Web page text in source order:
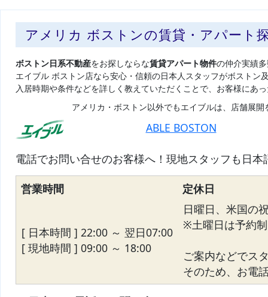
アメリカ ボストンの賃貸・アパート
ボストン日系不動産をお探しならな賃貸アパート物件の仲介実績
エイブル ボストン店なら安心・信頼の日本人スタッフがボストン
入居時期や条件などを詳しく教えていただくことで、お客様にあ
アメリカ・ボストン以外でもエイブルは、店舗展
ABLE BOSTON
電話でお問い合せのお客様へ！現地スタッフも日
営業時間 定休日
[ 日本時間 ] 22:00 ～ 翌日07:00
[ 現地時間 ] 09:00 ～ 18:00
日曜日、米国の
※土曜日は予約制
ご案内などでス
そのため、お電